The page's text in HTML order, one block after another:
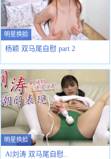
明星换脸
杨颖 双马尾自慰 part 2
明星换脸
Al刘涛 双马尾自慰..